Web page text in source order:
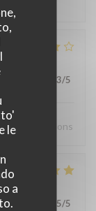
le
a
/ Prezzo 3/5
recommandons
/ Prezzo 5/5